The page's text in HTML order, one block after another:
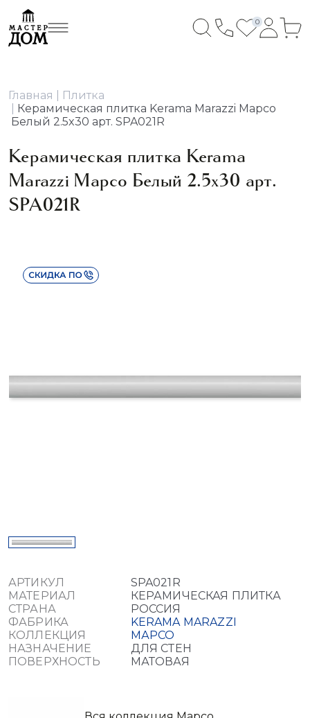
0
Главная
Плитка
Керамическая плитка Kerama Marazzi Марсо
Белый 2.5x30 арт. SPA021R
Керамическая плитка Kerama
Marazzi Марсо Белый 2.5x30 арт.
SPA021R
АРТИКУЛ
SPA021R
МАТЕРИАЛ
КЕРАМИЧЕСКАЯ ПЛИТКА
СТРАНА
РОССИЯ
ФАБРИКА
KERAMA MARAZZI
КОЛЛЕКЦИЯ
МАРСО
НАЗНАЧЕНИЕ
ДЛЯ СТЕН
ПОВЕРХНОСТЬ
МАТОВАЯ